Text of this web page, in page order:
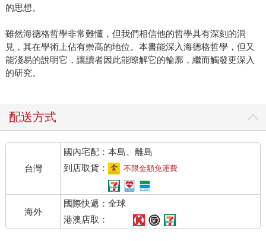
的思想。
雖然海德格哲學非常難懂，但我們相信他的哲學具有深刻的洞
見，其在學術上佔有崇高的地位。本書能深入海德格哲學，但又
能淺易的說明它，讓讀者因此能瞭解它的輪廓，繼而觸發更深入
的研究。
配送方式
台灣
國內宅配：本島、離島
到店取貨：
不限金額免運費
海外
國際快遞：全球
港澳店取：